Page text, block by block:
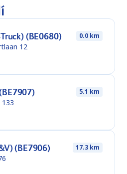
(BE0680) 0.0 km
12
5.1 km
(BE7906) 17.3 km